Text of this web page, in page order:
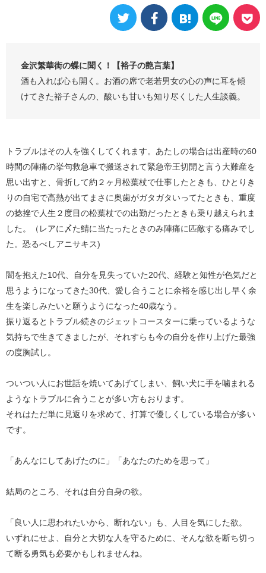
金沢繁華街の蝶に聞く！【裕子の艶言葉】
酒も入れば心も開く。お酒の席で老若男女の心の声に耳を傾
けてきた裕子さんの、酸いも甘いも知り尽くした人生談義。
トラブルはその人を強くしてくれます。あたしの場合は出産時の60
時間の陣痛の挙句救急車で搬送されて緊急帝王切開と言う大難産を
思い出すと、骨折して約２ヶ月松葉杖で仕事したときも、ひとりき
りの自宅で高熱が出てまさに奥歯がガタガタいってたときも、重度
の捻挫で人生２度目の松葉杖での出勤だったときも乗り越えられま
した。（レアに〆た鯖に当たったときのみ陣痛に匹敵する痛みでし
た。恐るべしアニサキス)
闇を抱えた10代、自分を見失っていた20代、経験と知性が色気だと
思うようになってきた30代、愛し合うことに余裕を感じ出し早く余
生を楽しみたいと願うようになった40歳なう。
振り返るとトラブル続きのジェットコースターに乗っているような
気持ちで生きてきましたが、それすらも今の自分を作り上げた最強
の度胸試し。
ついつい人にお世話を焼いてあげてしまい、飼い犬に手を噛まれる
ようなトラブルに合うことが多い方もおります。
それはただ単に見返りを求めて、打算で優しくしている場合が多い
です。
「あんなにしてあげたのに」「あなたのためを思って」
結局のところ、それは自分自身の欲。
「良い人に思われたいから、断れない」も、人目を気にした欲。
いずれにせよ、自分と大切な人を守るために、そんな欲を断ち切っ
て断る勇気も必要かもしれませんね。